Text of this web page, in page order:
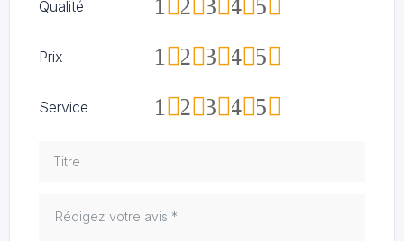
Qualité 5
4
3
2
1
Prix 5
4
3
2
1
Service 5
4
3
2
1